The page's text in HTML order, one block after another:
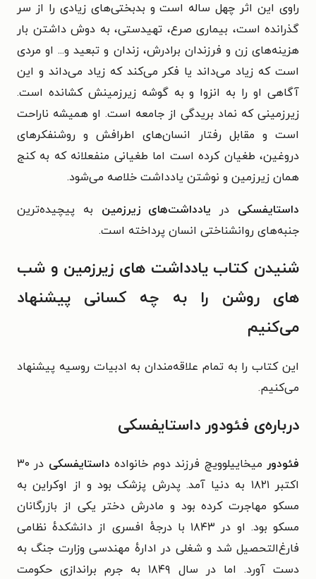
راوی این اثر چهل ساله است و بدبختی‌های زیادی را از سر
گذرانده است، بیماری صرع، تهیدستی، به دوش داشتن بار
هزینه‌های زن و فرزندان برادرش، زندان و تبعید و... او مردی
است که زیاد می‌داند یا فکر می‌کند که زیاد می‌داند و این
آگاهی او را به انزوا و به گوشه زیرزمینش کشانده است.
زیرزمینی که نماد بریدگی از جامعه است. او همیشه ناراحت
است و مقابل رفتار انسان‌های اطرافش و روشنفکرهای
دروغین، طغیان کرده است اما طغیانی منفعلانه که به کنج
همان زیرزمین و نوشتن یادداشت خلاصه می‌شود.
داستایفسکی در یادداشت‌های زیرزمین به پیچیده‌ترین
جنبه‌های روانشناختی انسان پرداخته است.
شنیدن کتاب یادداشت های زیرزمین و شب
های روشن را به چه کسانی پیشنهاد
می‌کنیم
این کتاب را به تمام علاقه‌مندان به ادبیات روسیه پیشنهاد
می‌کنیم.
درباره‌ی فئودور داستایفسکی
فئودور میخاییلوویچ فرزند دوم خانواده داستایفسکی
در ۳۰
اکتبر ۱۸۲۱ به دنیا آمد. پدرش پزشک بود و از اوکراین به
مسکو مهاجرت کرده بود و مادرش دختر یکی از بازرگانان
مسکو بود. او در ۱۸۴۳ با درجهٔ افسری از دانشکدهٔ نظامی
فارغ‌التحصیل شد و شغلی در ادارهٔ مهندسی وزارت جنگ به
دست آورد. اما در سال ۱۸۴۹ به جرم براندازی حکومت